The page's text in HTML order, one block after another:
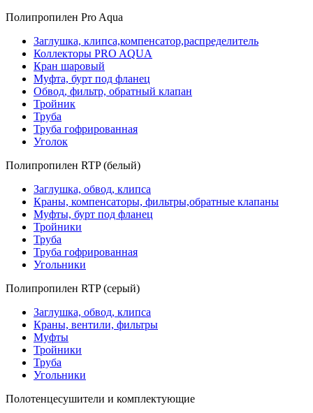
Полипропилен Pro Aqua
Заглушка, клипса,компенсатор,распределитель
Коллекторы PRO AQUA
Кран шаровый
Муфта, бурт под фланец
Обвод, фильтр, обратный клапан
Тройник
Труба
Труба гофрированная
Уголок
Полипропилен RTP (белый)
Заглушка, обвод, клипса
Краны, компенсаторы, фильтры,обратные клапаны
Муфты, бурт под фланец
Тройники
Труба
Труба гофрированная
Угольники
Полипропилен RTP (серый)
Заглушка, обвод, клипса
Краны, вентили, фильтры
Муфты
Тройники
Труба
Угольники
Полотенцесушители и комплектующие